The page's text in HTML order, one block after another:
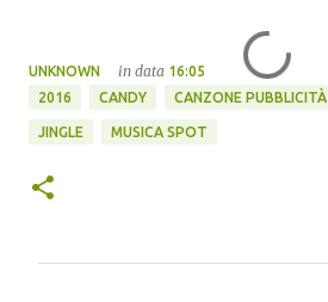
UNKNOWN in data 16:05
2016
CANDY CANZONE PUBBLICITÀ
JINGLE MUSICA SPOT